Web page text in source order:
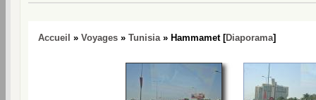
Accueil » Voyages » Tunisia» Hammamet [Diaporama]